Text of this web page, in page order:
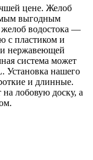
цене. Желоб
выгодным
водостока —
с пластиком и
нержавеющей
система может
Установка нашего
и длинные.
лобовую доску, а